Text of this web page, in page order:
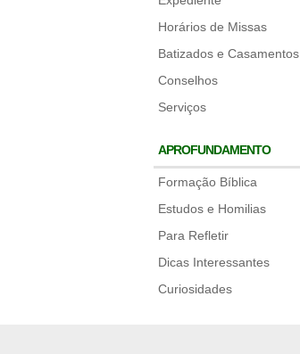
Horários de Missas
Batizados e Casamentos
Conselhos
Serviços
APROFUNDAMENTO
Formação Bíblica
Estudos e Homilias
Para Refletir
Dicas Interessantes
Curiosidades